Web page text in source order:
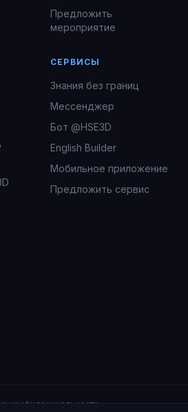
Предложить
мероприятие
СЕРВИСЫ
Знания без границ
Мессенджер
Бот @HSE3D
English Builder
Мобильное приложение
Предложить сервис
конфиденциальности